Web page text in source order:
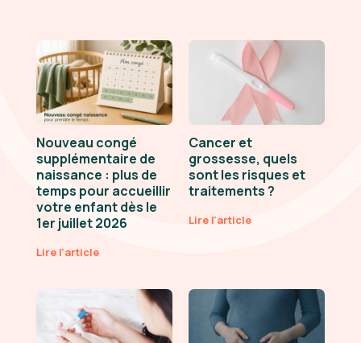
Nouveau congé
supplémentaire de
naissance : plus de
temps pour accueillir
votre enfant dès le
1er juillet 2026
Lire l'article
Cancer et
grossesse, quels
sont les risques et
traitements ?
Lire l'article